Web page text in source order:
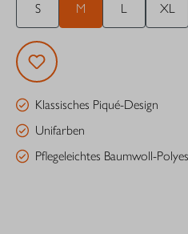
S M L XL
Klassisches Piqué-Design
Unifarben
Pflegeleichtes Baumwoll-